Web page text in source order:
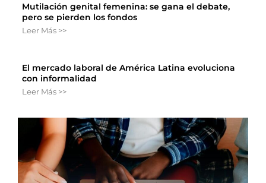
Mutilación genital femenina: se gana el debate,
pero se pierden los fondos
Leer Más >>
El mercado laboral de América Latina evoluciona
con informalidad
Leer Más >>